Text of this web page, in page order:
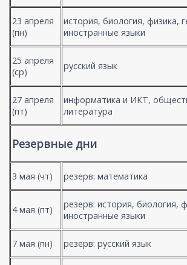
23 апреля
(пн)
история, биология, физика,
иностранные языки
25 апреля
(ср)
русский язык
27 апреля
(пт)
информатика и ИКТ,
литература
Резервные дни
3 мая (чт) резерв: математика
4 мая (пт)
резерв: история, биология,
иностранные языки
7 мая (пн) резерв: русский язык